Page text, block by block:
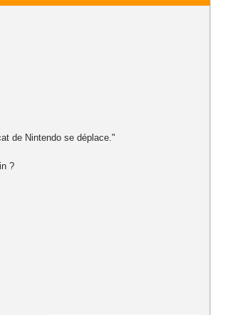
de Nintendo se déplace."
?